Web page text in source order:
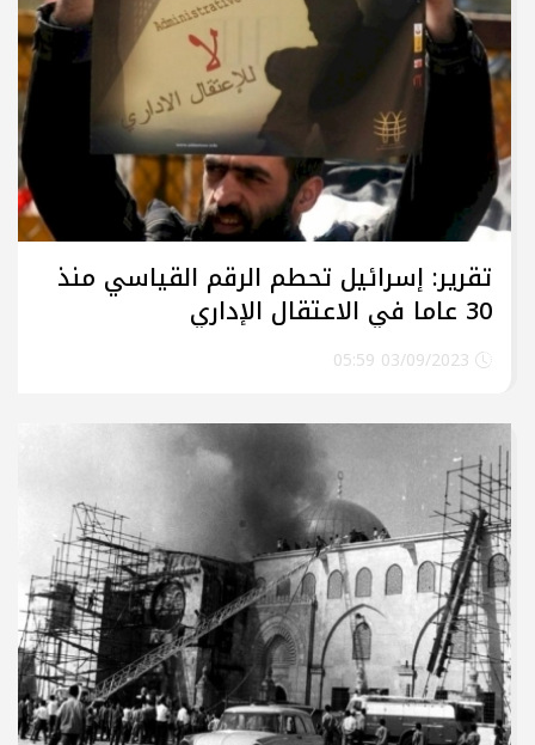
تقرير: إسرائيل تحطم الرقم القياسي منذ
30 عاما في الاعتقال الإداري
للفلسطينيين